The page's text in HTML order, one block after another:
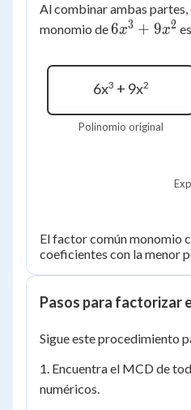
Al combinar ambas
monomio de6x^3
9x^2
6x3 + 9x2 es
6x3 + 9x2
Polinomio original
El factor común monomio
coeficientes con la menor
Pasos para factorizar
Sigue este procedimiento
1. Encuentra el MCD de
numéricos.